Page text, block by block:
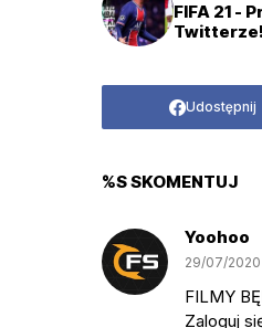
FIFA 21 -
Twitterze!
Udostępnij
%S SKOMENTUJ
Yoohoo
29/07/2020
FILMY
Zaloguj